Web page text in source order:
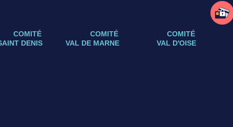
COMITÉ
COMITÉ
COMITÉ
VAL D'OISE
VAL DE MARNE
DENIS